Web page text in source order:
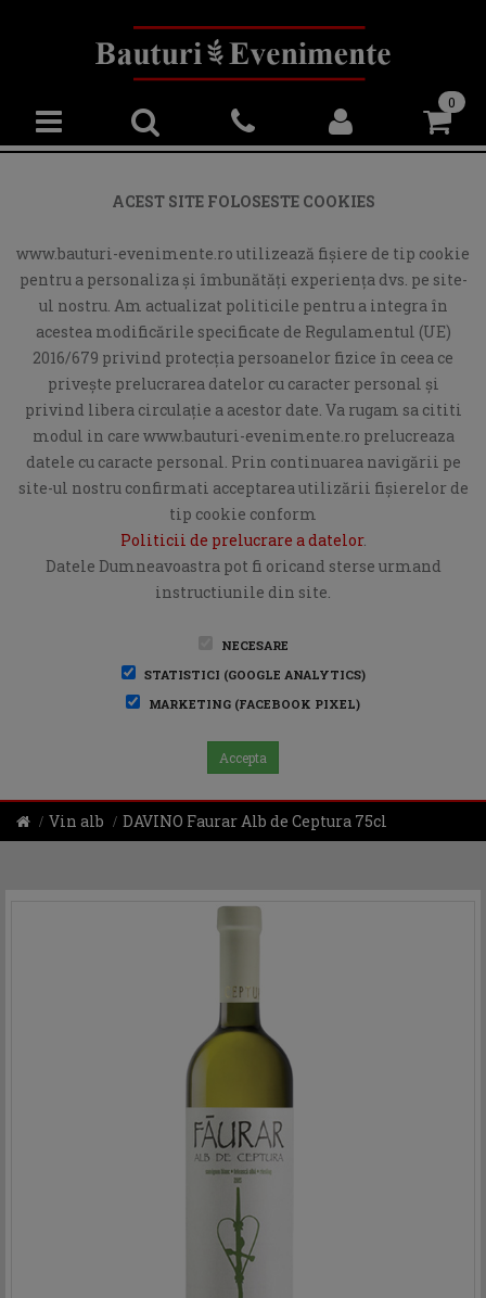
0
ACEST SITE FOLOSESTE COOKIES
www.bauturi-evenimente.ro utilizează fişiere de tip cookie
pentru a personaliza și îmbunătăți experiența dvs. pe site-
ul nostru. Am actualizat politicile pentru a integra în
acestea modificările specificate de Regulamentul (UE)
2016/679 privind protecția persoanelor fizice în ceea ce
privește prelucrarea datelor cu caracter personal și
privind libera circulație a acestor date. Va rugam sa cititi
modul in care www.bauturi-evenimente.ro prelucreaza
datele cu caracte personal. Prin continuarea navigării pe
site-ul nostru confirmati acceptarea utilizării fişierelor de
tip cookie conform
Politicii de prelucrare a datelor.
Datele Dumneavoastra pot fi oricand sterse urmand
instructiunile din site.
NECESARE
STATISTICI (GOOGLE ANALYTICS)
MARKETING (FACEBOOK PIXEL)
Accepta
Vin alb DAVINO Faurar Alb de Ceptura 75cl